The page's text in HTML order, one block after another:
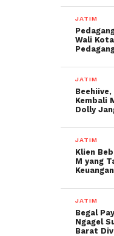
JATIM
Wali
JATIM
Kembali
Dolly
JATIM
Klien
M yang
Keuangan
JATIM
Begal
Ngagel
Barat